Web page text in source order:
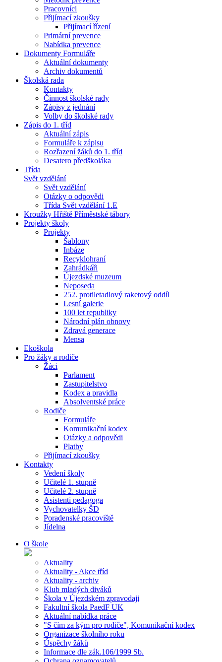
Pracovníci
Přijímací zkoušky
Přijímací řízení
Primární prevence
Nabídka prevence
Dokumenty Formuláře
Aktuální dokumenty
Archiv dokumentů
Školská rada
Kontakty
Činnost školské rady
Zápisy z jednání
Volby do školské rady
Zápis do 1. tříd
Aktuální zápis
Formuláře k zápisu
Rozřazení žáků do 1. tříd
Desatero předškoláka
Třída
Svět vzdělání
Svět vzdělání
Otázky o odpovědi
Třída Svět vzdělání 1.E
Kroužky Hřiště Příměstské tábory
Projekty školy
Projekty
Šablony
Inbáze
Recyklohraní
Zahrádkáři
Újezdské muzeum
Neposeda
252. protiletadlový raketový oddíl
Lesní galerie
100 let republiky
Národní plán obnovy
Zdravá generace
Mensa
Ekoškola
Pro žáky a rodiče
Žáci
Parlament
Zastupitelstvo
Kodex a pravidla
Absolventské práce
Rodiče
Formuláře
Komunikační kodex
Otázky a odpovědi
Platby
Přijímací zkoušky
Kontakty
Vedení školy
Učitelé 1. stupně
Učitelé 2. stupně
Asistenti pedagoga
Vychovatelky ŠD
Poradenské pracoviště
Jídelna
O škole
Aktuality
Aktuality - Akce tříd
Aktuality - archiv
Klub mladých diváků
Škola v Újezdském zpravodaji
Fakultní škola PaedF UK
Aktuální nabídka práce
"S čím za kým pro rodiče", Komunikační kodex
Organizace školního roku
Úspěchy žáků
Informace dle zák.106/1999 Sb.